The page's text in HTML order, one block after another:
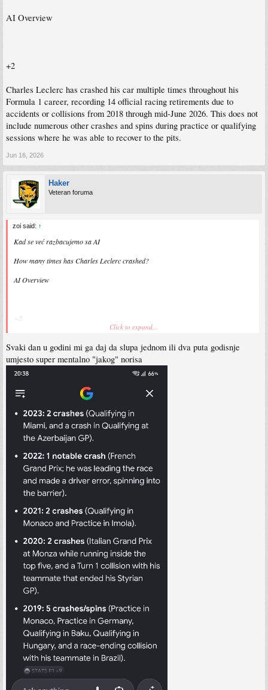
AI Overview
+2
Charles Leclerc has crashed his car multiple times throughout his
Formula 1 career, recording 14 official racing retirements due to
accidents or collisions from 2018 through mid-June 2026. This does not
include numerous other crashes and spins during practice or qualifying
sessions where he was able to recover to the pits.
Jun 16, 2026
Haker
Veteran foruma
zoi said: ↑
Kad se već razbacujemo sa AI
How many times has Charles Leclerc crashed?
AI Overview
+2
career, recording 14 official racing retirements due to accidents or collisions from
2018 through mid-June 2026. This does not include numerous other crashes and
spins during practice or qualifying sessions where he was able to recover to the
pits.
Click to expand...
Svaki dan u godini mi ga daj da slupa jednom ili dva puta godisnje
umjesto super mentalno "jakog" norisa